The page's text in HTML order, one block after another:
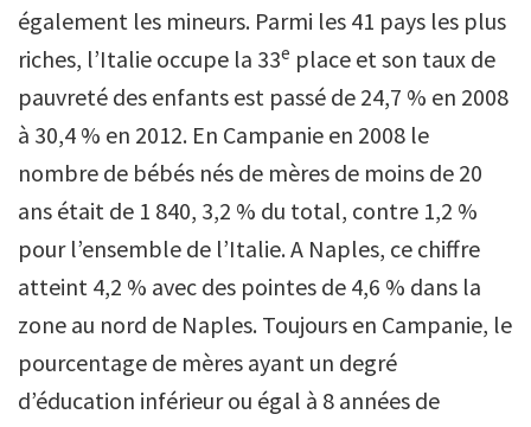
également les mineurs. Parmi les 41 pays les plus
riches, l’Italie occupe la 33e place et son taux de
pauvreté des enfants est passé de 24,7 % en 2008
à 30,4 % en 2012. En Campanie en 2008 le
nombre de bébés nés de mères de moins de 20
ans était de 1 840, 3,2 % du total, contre 1,2 %
pour l’ensemble de l’Italie. A Naples, ce chiffre
atteint 4,2 % avec des pointes de 4,6 % dans la
zone au nord de Naples. Toujours en Campanie, le
pourcentage de mères ayant un degré
d’éducation inférieur ou égal à 8 années de